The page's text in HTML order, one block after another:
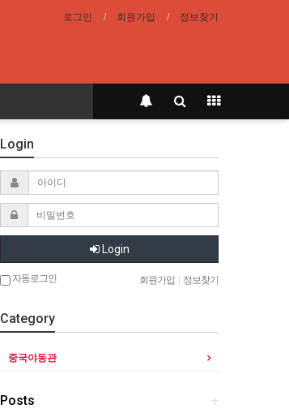
로그인 회원가입 정보찾기
Login
Login
자동로그인 회원가입 정보찾기
Category
중국야동관
+
Posts